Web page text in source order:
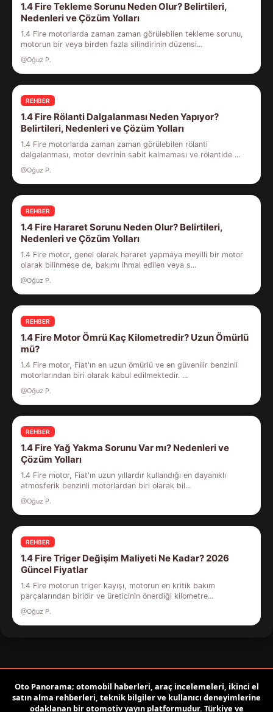
1.4 Fire Tekleme Sorunu Neden Olur? Belirtileri,
Nedenleri ve Çözüm Yolları
1.4 Fire motorlarda zaman zaman görülebilen tekleme sorunu,
motorun bir veya birden fazla silindirinin düzensi...
@Oğuz P.
REHBER
1.4 Fire Rölanti Dalgalanması Neden Yapıyor?
Belirtileri, Nedenleri ve Çözüm Yolları
1.4 Fire motorlarda zaman zaman görülebilen rölanti
dalgalanması, motor devrinin sabit kalmaması ve rölantide ...
@Oğuz P.
REHBER
1.4 Fire Hararet Sorunu Neden Olur? Belirtileri,
Nedenleri ve Çözüm Yolları
1.4 Fire motor, genel olarak hararet yapmaya meyilli bir motor
olarak bilinmese de, bakımı ihmal edilen veya s...
@Oğuz P.
REHBER
1.4 Fire Motor Ömrü Kaç Kilometredir? Uzun Ömürlü
mü?
1.4 Fire motor, Fiat'ın en uzun ömürlü ve en güvenilir benzinli
motorlarından biri olarak kabul edilmektedir. ...
@Oğuz P.
REHBER
1.4 Fire Yağ Yakma Sorunu Var mı? Nedenleri ve
Çözüm Yolları
1.4 Fire motor, Fiat'ın uzun yıllardır kullandığı en dayanıklı
atmosferik benzinli motorlardan biri olarak bil...
@Oğuz P.
REHBER
1.4 Fire Triger Değişim Maliyeti Ne Kadar? 2026
Güncel Fiyatlar
1.4 Fire motorun triger kayışı, motorun en kritik bakım
parçalarından biridir ve üreticinin önerdiği kilometre...
@Oğuz P.
Oto Panorama; otomobil haberleri, araç incelemeleri, ikinci el
satın alma rehberleri, teknik bilgiler ve kullanıcı deneyimlerine
odaklanan bir otomotiv yayın platformudur. Türkiye ve